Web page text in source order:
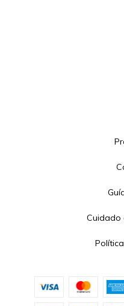
Cuidado